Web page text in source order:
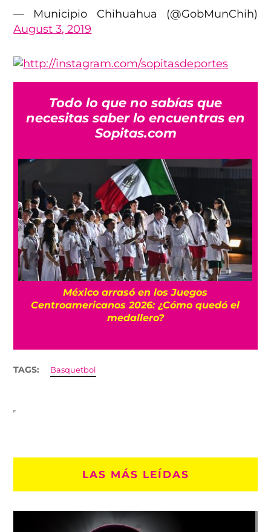
— Municipio Chihuahua (@GobMunChih)
August 3, 2019
Todo lo que no sabías que
necesitas saber lo encuentras en
Sopitas.com
México arrasó en los Juegos
Centroamericanos 2026: ¿Cómo quedó el
medallero?
TAGS: Basquetbol
LAS MÁS LEÍDAS